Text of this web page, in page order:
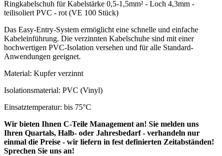
Ringkabelschuh für Kabelstärke 0,5-1,5mm² - Loch 4,3mm -
teilisoliert PVC - rot (VE 100 Stück)
Das Easy-Entry-System ermöglicht eine schnelle und einfache
Kabeleinführung. Die verzinnten Kabelschuhe sind mit einer
hochwertigen PVC-Isolation versehen und für alle Standard-
Anwendungen geeignet.
Material: Kupfer verzinnt
Isolationsmaterial: PVC (Vinyl)
Einsatztemperatur: bis 75°C
Wir bieten Ihnen C-Teile Management an! Sie melden uns
Ihren Quartals, Halb- oder Jahresbedarf - verhandeln nur
einmal die Preise - wir liefern in fest definierten Zeitabständen!
Sprechen Sie uns an!